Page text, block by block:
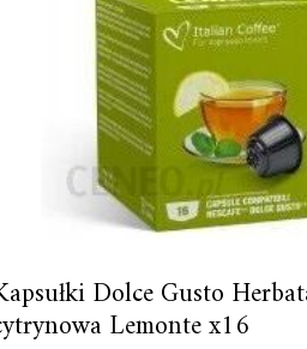
Dolce Gusto
Lemonte x16